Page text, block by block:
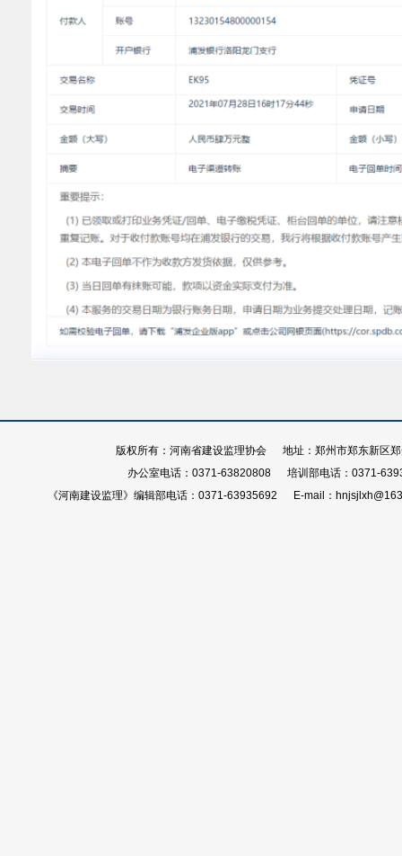
版权所有：河南省建设监理协会 地址：郑州市郑东新区
办公室电话：0371-63820808 培训部电话：0371-
《河南建设监理》编辑部电话：0371-63935692 E-mail：